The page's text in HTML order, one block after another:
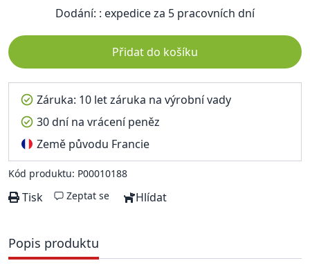
Dodání: : expedice za 5 pracovních dní
Přidat do košíku
Záruka: 10 let záruka na výrobní vady
30 dní na vrácení peněz
Země původu Francie
Kód produktu: P00010188
Tisk Zeptat se Hlídat
Popis produktu